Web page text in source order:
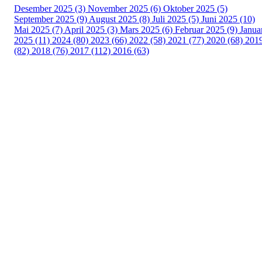
Desember 2025 (3) November 2025 (6) Oktober 2025 (5)
September 2025 (9) August 2025 (8) Juli 2025 (5) Juni 2025 (10)
Mai 2025 (7) April 2025 (3) Mars 2025 (6) Februar 2025 (9)
2025 (11) 2024 (80) 2023 (66) 2022 (58) 2021 (77) 2020 (68)
(82) 2018 (76) 2017 (112) 2016 (63)